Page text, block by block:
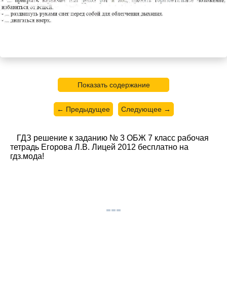
Показать содержание
← Предыдущее Следующее →
ГДЗ решение к заданию № 3 ОБЖ 7 класс рабочая
тетрадь Егорова Л.В. Лицей 2012 бесплатно на
гдз.мода!